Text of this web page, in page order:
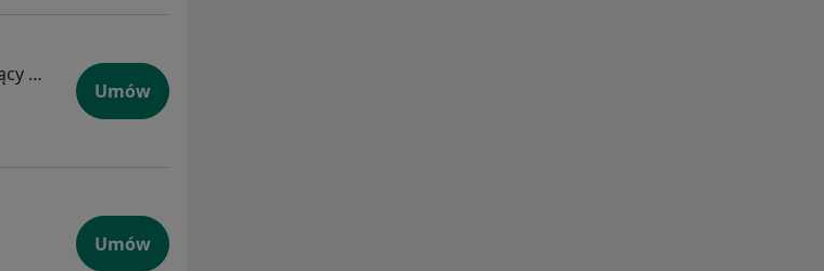
W trakcie specjalizacji (Ginekolog), Lekarz wykonujący zabiegi medycyny estetycznej
Umów
Umów